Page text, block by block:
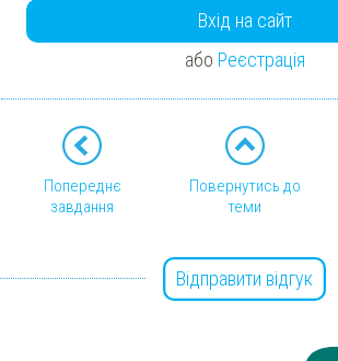
Вхід на сайт
або Реєстрація
Попереднє
завдання
Повернутись до
теми
Відправити відгук